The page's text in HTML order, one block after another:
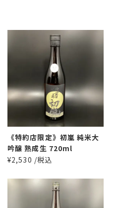
《特約店限定》初嵐 純米大
吟醸 熟成生 720ml
¥2,530 /税込